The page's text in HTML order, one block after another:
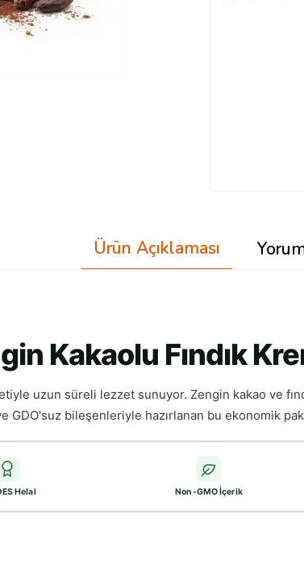
Ürün Açıklaması
Kakaolu Fındık
uzun süreli lezzet sunuyor. Zengin kakao ve
GDO'suz bileşenleriyle hazırlanan bu ekonomik
Helal Non-GMO İçerik